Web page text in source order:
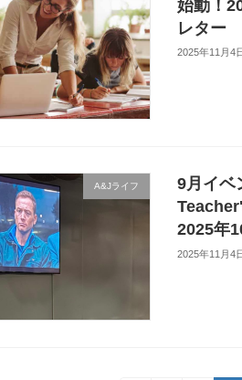
始動！
レター
2025年11月4
A&Jライフ
9月イベ
2025年
2025年11月4